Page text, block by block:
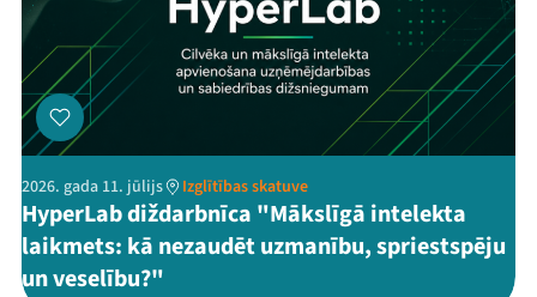
2026. gada 11. jūlijs Izglītības skatuve
HyperLab diždarbnīca "Mākslīgā intelekta
laikmets: kā nezaudēt uzmanību, spriestspēju
un veselību?"